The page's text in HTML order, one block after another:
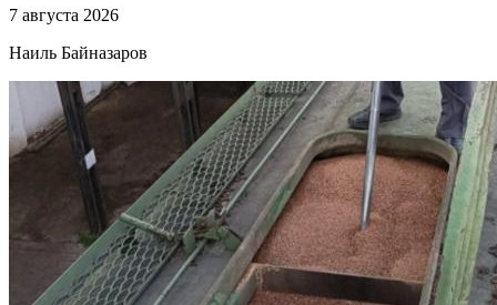
7 августа 2026
Наиль Байназаров